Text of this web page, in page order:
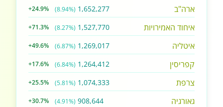
ארה"ב 1,652,277
(8.94%)
+24.9%
איחוד האמירויות 1,527,770
(8.27%)
+71.3%
איטליה 1,269,017
(6.87%)
+49.6%
קפריסין 1,264,412
(6.84%)
+17.6%
צרפת 1,074,333
(5.81%)
+25.5%
גאורגיה 908,644
(4.91%)
+30.7%